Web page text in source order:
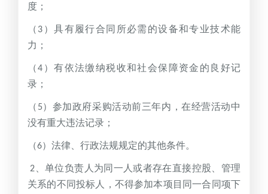
度；
（ 3 ）具有履行合同所必需的设备和专业技术能
力；
（4 ）有依法缴纳税收和社会保障资金的良好记
录；
（ 5）参加政府采购活动前三年内，在经营活动中
没有重大违法记录；
（6）法律、行政法规规定的其他条件。
2 、单位负责人为同一人或者存在直接控股、管理
关系的不同投标人，不得参加本项目同一合同项下